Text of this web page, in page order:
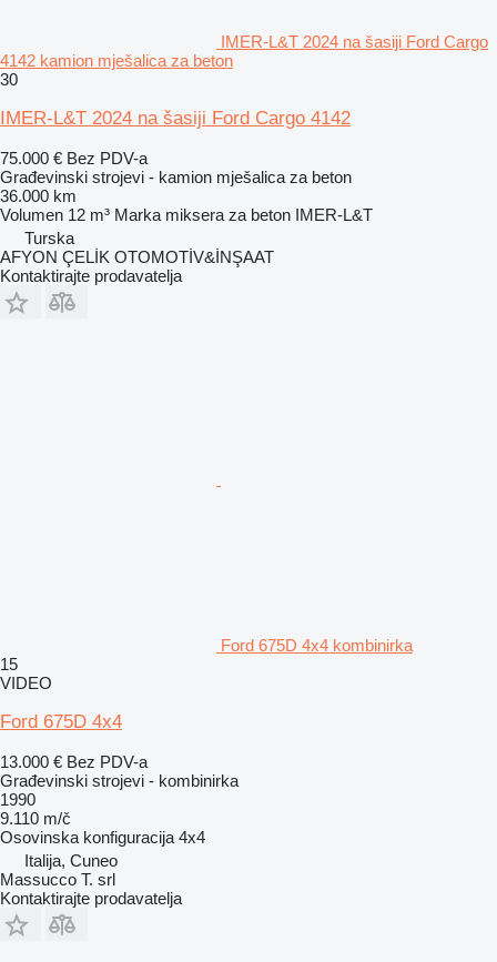
IMER-L&T 2024 na šasiji Ford Cargo
4142 kamion mješalica za beton
30
IMER-L&T 2024 na šasiji Ford Cargo 4142
75.000 € Bez PDV-a
Građevinski strojevi - kamion mješalica za beton
36.000 km
Volumen 12 m³ Marka miksera za beton IMER-L&T
Turska
AFYON ÇELİK OTOMOTİV&İNŞAAT
Kontaktirajte prodavatelja
Ford 675D 4x4 kombinirka
15
VIDEO
Ford 675D 4x4
13.000 € Bez PDV-a
Građevinski strojevi - kombinirka
1990
9.110 m/č
Osovinska konfiguracija 4x4
Italija, Cuneo
Massucco T. srl
Kontaktirajte prodavatelja